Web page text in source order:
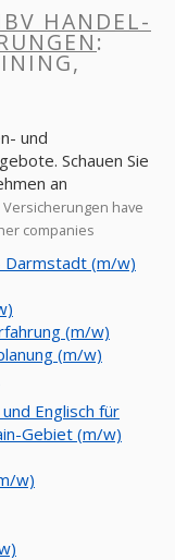
HANDEL-
:
und
Schauen Sie
an
have
companies
Darmstadt (m/w)
(m/w)
(m/w)
Englisch für
Gebiet (m/w)
w)